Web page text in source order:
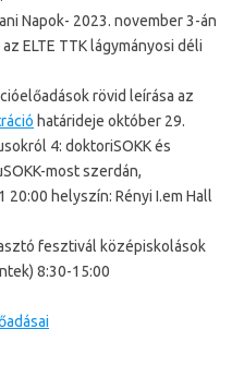
Napok- 2023. november 3-án
ELTE TTK lágymányosi déli
rövid leírása az
határideje október 29.
4: doktoriSOKK és
most szerdán,
20:00 helyszín: Rényi I.em Hall
fesztivál középiskolások
8:30-15:00